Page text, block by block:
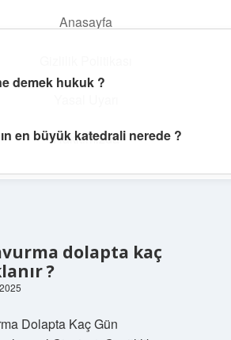
Anasayfa
Hakkımızda
küçük notlar ve kısa bilgiler.
dolapta kaç
?
Dolapta Kaç Gün
demek hukuk ?
en büyük katedrali nerede ?